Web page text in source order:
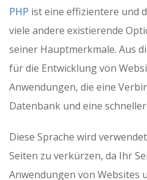
PHP ist eine effizientere und
viele andere existierende
seiner Hauptmerkmale. Aus
für die Entwicklung von
Anwendungen, die eine
Datenbank und eine
Diese Sprache wird
Seiten zu verkürzen, da Ihr
Anwendungen von Websites